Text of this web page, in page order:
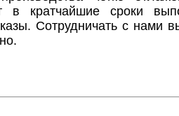
в кратчайшие сроки
Сотрудничать с нами